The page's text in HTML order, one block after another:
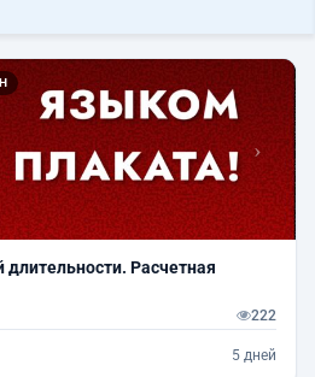
Расчетная
222
5 дней